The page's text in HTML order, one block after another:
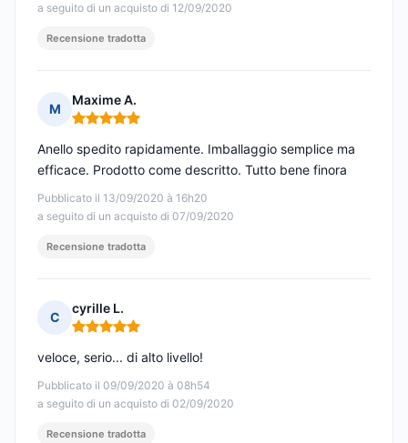
a seguito di un acquisto di 12/09/2020
Recensione tradotta
M
Maxime A.
Nota: 5 su 5
Pubblicato il 13/09/2020 à 16h20
a seguito di un acquisto di 07/09/2020
Anello spedito rapidamente. Imballaggio semplice ma
efficace. Prodotto come descritto. Tutto bene finora
Recensione tradotta
C
cyrille L.
Nota: 5 su 5
Pubblicato il 09/09/2020 à 08h54
a seguito di un acquisto di 02/09/2020
veloce, serio... di alto livello!
Recensione tradotta